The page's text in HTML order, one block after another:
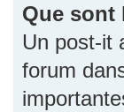
Que sont
Un post-it
forum